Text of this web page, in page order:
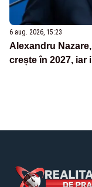
6 aug. 2026, 15:23
Alexandru
crește în 2027, iar